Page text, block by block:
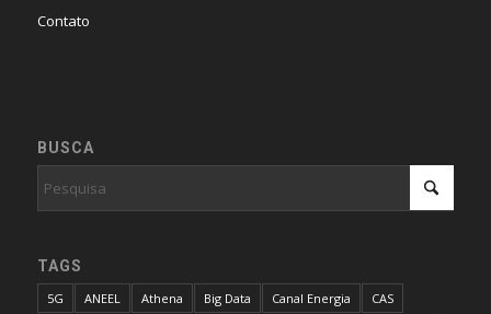
Contato
BUSCA
TAGS
5G ANEEL Athena Big Data Canal Energia
CAS